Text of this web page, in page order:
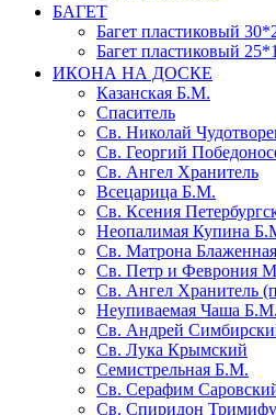
БАГЕТ
Багет пластиковый
Багет пластиковый
ИКОНА НА ДОСКЕ
Казанская Б.М.
Спаситель
Св. Николай
Св. Георгий
Св. Ангел Хранитель
Всецарица Б.М.
Св. Ксения
Неопалимая Купина
Св. Матрона Блаженная
Св. Петр и Феврония
Св. Ангел Хранитель
Неупиваемая Чаша Б.М.
Св. Андрей
Св. Лука Крымский
Семистрельная Б.М.
Св. Серафим
Св. Спиридон